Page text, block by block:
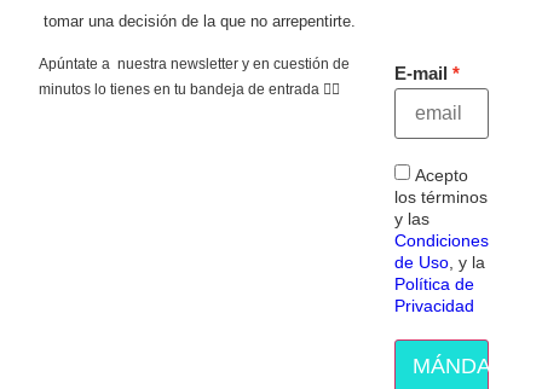
tomar una decisión de la que no arrepentirte.
Apúntate a nuestra newsletter y en cuestión de
minutos lo tienes en tu bandeja de entrada 👇🏻
E-mail
Acepto
los términos
y las
Condiciones
de Uso, y la
Política de
Privacidad
MÁNDAME